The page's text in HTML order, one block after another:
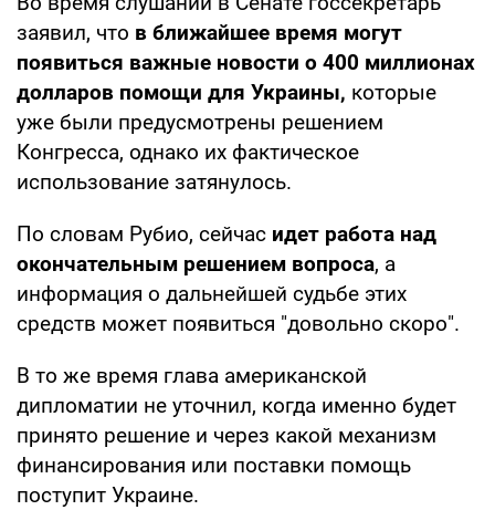
заявил, что в ближайшее время могут
появиться важные новости о 400 миллионах
долларов помощи для Украины, которые
уже были предусмотрены решением
Конгресса, однако их фактическое
использование затянулось.
По словам Рубио, сейчас идет работа над
окончательным решением вопроса, а
информация о дальнейшей судьбе этих
средств может появиться "довольно скоро".
В то же время глава американской
дипломатии не уточнил, когда именно будет
принято решение и через какой механизм
финансирования или поставки помощь
поступит Украине.